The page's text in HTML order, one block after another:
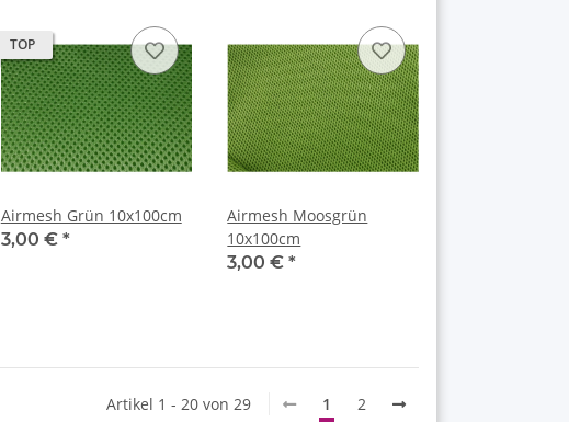
TOP
Airmesh Grün 10x100cm
3,00 € *
Airmesh Moosgrün
10x100cm
3,00 €*
Artikel 1 - 20 von 29 1 2